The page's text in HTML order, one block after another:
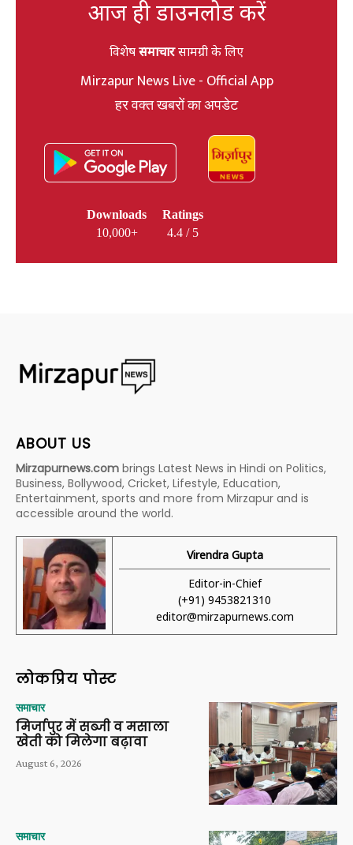
आज ही डाउनलोड करें
विशेषसमाचारसामग्री के लिए
Mirzapur News Live - Official App
हर वक्त खबरों का अपडेट
Downloads
10,000+
Ratings
4.4 / 5
ABOUT US
Mirzapurnews.com brings Latest News in Hindi on Politics,
Business, Bollywood, Cricket, Lifestyle, Education,
Entertainment, sports and more from Mirzapur and is
accessible around the world.
Virendra Gupta
Editor-in-Chief
(+91) 9453821310
editor@mirzapurnews.com
लोकप्रिय पोस्ट
समाचार
मिर्जापुर में सब्जी व मसाला
खेती को मिलेगा बढ़ावा
August 6, 2026
समाचार